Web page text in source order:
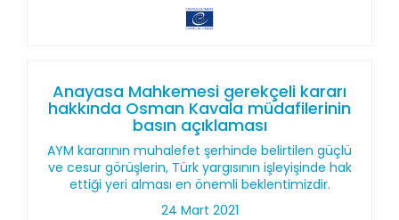
Anayasa Mahkemesi gerekçeli kararı
hakkında Osman Kavala müdafilerinin
basın açıklaması
AYM kararının muhalefet şerhinde belirtilen güçlü
ve cesur görüşlerin, Türk yargısının işleyişinde hak
ettiği yeri alması en önemli beklentimizdir.
24 Mart 2021